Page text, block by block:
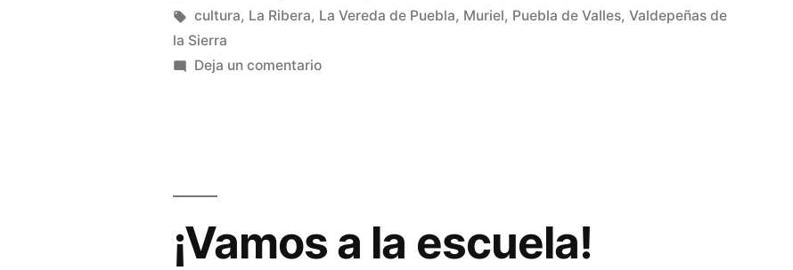
en
Etiquetas:
cultura, La Ribera, La Vereda de Puebla, Muriel, Puebla de Valles,Valdepeñas de
la Sierra
Deja un comentarioen
¡Vamos a la escuela!